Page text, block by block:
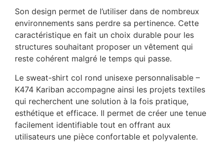
Son design permet de l’utiliser dans de nombreux
environnements sans perdre sa pertinence. Cette
caractéristique en fait un choix durable pour les
structures souhaitant proposer un vêtement qui
reste cohérent malgré le temps qui passe.
Le sweat-shirt col rond unisexe personnalisable –
K474 Kariban accompagne ainsi les projets textiles
qui recherchent une solution à la fois pratique,
esthétique et efficace. Il permet de créer une tenue
facilement identifiable tout en offrant aux
utilisateurs une pièce confortable et polyvalente.